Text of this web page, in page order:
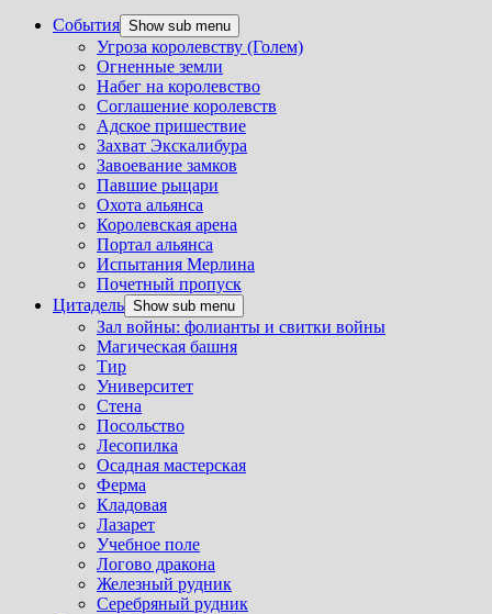
События Show sub menu
Угроза королевству (Голем)
Огненные земли
Набег на королевство
Соглашение королевств
Адское пришествие
Захват Экскалибура
Завоевание замков
Павшие рыцари
Охота альянса
Королевская арена
Портал альянса
Испытания Мерлина
Почетный пропуск
Цитадель Show sub menu
Зал войны: фолианты и свитки войны
Магическая башня
Тир
Университет
Стена
Посольство
Лесопилка
Осадная мастерская
Ферма
Кладовая
Лазарет
Учебное поле
Логово дракона
Железный рудник
Серебряный рудник